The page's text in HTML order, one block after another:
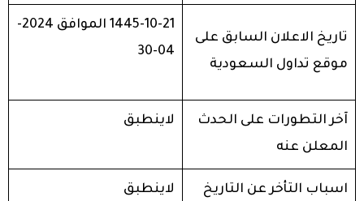
تاريخ الاعلان السابق على
موقع تداول السعودية
1445-10-21 الموافق 2024-
04-30
آخر التطورات على الحدث
المعلن عنه
لاينطبق
اسباب التأخر عن التاريخ
لاينطبق